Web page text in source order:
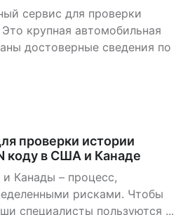
сервис для проверки
крупная автомобильная
достоверные сведения по
проверки истории
коду в США и Канаде
Канады – процесс,
рисками. Чтобы
специалисты пользуются ...